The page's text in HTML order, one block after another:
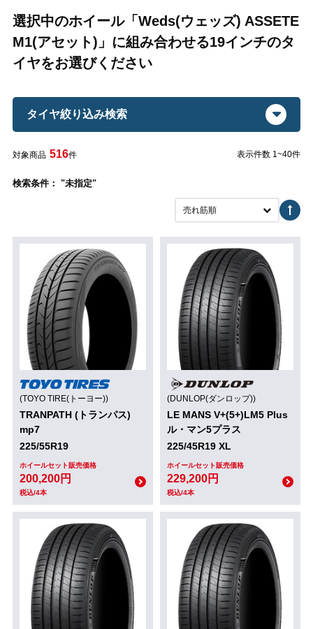
選択中のホイール「Weds(ウェッズ) ASSETE
M1(アセット)」に組み合わせる19インチのタ
イヤをお選びください
タイヤ絞り込み検索
対象商品 516件 表示件数 1~40件
検索条件： "未指定"
売れ筋順
(TOYO TIRE(トーヨー))
TRANPATH (トランパス)
mp7
225/55R19
ホイールセット販売価格
200,200円
税込/4本
(DUNLOP(ダンロップ))
LE MANS V+(5+)LM5 Plus
ル・マン5プラス
225/45R19 XL
ホイールセット販売価格
229,200円
税込/4本